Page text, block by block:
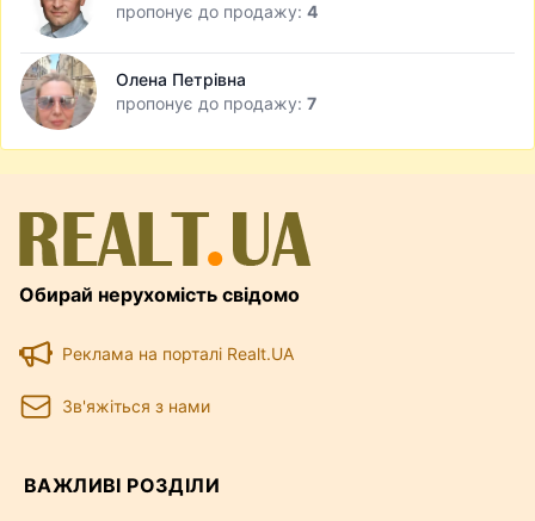
пропонує до продажу: 4
Олена Петрівна
пропонує до продажу: 7
Обирай нерухомість свідомо
Реклама на порталі Realt.UA
Зв'яжіться з нами
ВАЖЛИВІ РОЗДІЛИ